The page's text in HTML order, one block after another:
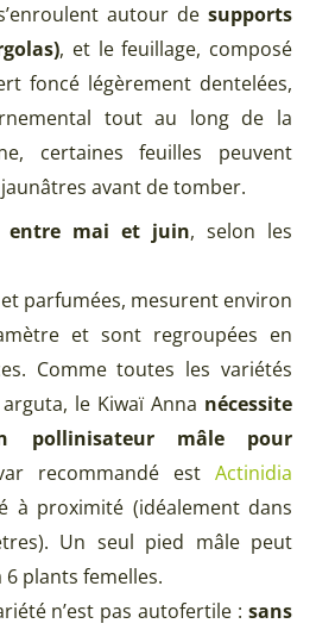
autour de supports
, et le feuillage, composé
foncé légèrement dentelées,
tout au long de la
certaines feuilles peuvent
avant de tomber.
entre mai et juin, selon les
parfumées, mesurent environ
et sont regroupées en
Comme toutes les variétés
le Kiwaï Anna nécessite
pollinisateur mâle pour
recommandé est Actinidia
à proximité (idéalement dans
Un seul pied mâle peut
6 plants femelles.
n’est pas autofertile : sans